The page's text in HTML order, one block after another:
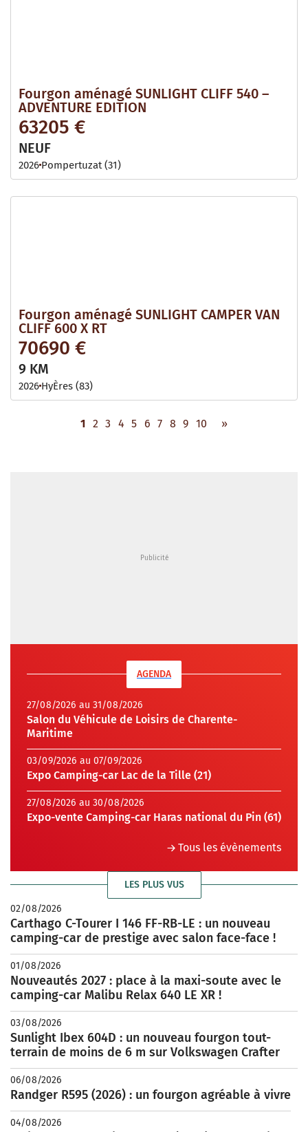
Fourgon aménagé SUNLIGHT CLIFF 540 –
ADVENTURE EDITION
63205 €
NEUF
2026 Pompertuzat (31)
Fourgon aménagé SUNLIGHT CAMPER VAN
CLIFF 600 X RT
70690 €
9 KM
2026 HyÈres (83)
1 2 3 4 5 6 7 8 9 10 »
AGENDA
27/08/2026 au 31/08/2026
Salon du Véhicule de Loisirs de Charente-
Maritime
03/09/2026 au 07/09/2026
Expo Camping-car Lac de la Tille (21)
27/08/2026 au 30/08/2026
Expo-vente Camping-car Haras national du Pin (61)
Tous les évènements
LES PLUS VUS
02/08/2026
Carthago C-Tourer I 146 FF-RB-LE : un nouveau
camping-car de prestige avec salon face-face !
01/08/2026
Nouveautés 2027 : place à la maxi-soute avec le
camping-car Malibu Relax 640 LE XR !
03/08/2026
Sunlight Ibex 604D : un nouveau fourgon tout-
terrain de moins de 6 m sur Volkswagen Crafter
06/08/2026
Randger R595 (2026) : un fourgon agréable à vivre
04/08/2026